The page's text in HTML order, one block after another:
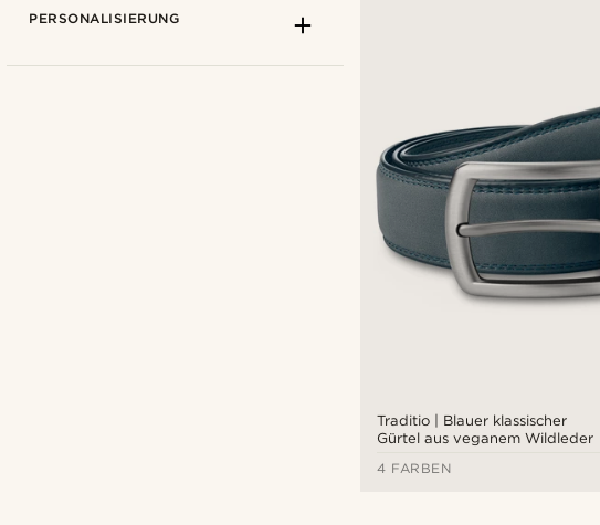
Traditio | Blauer klassischer
Gürtel aus veganem Wildleder
4 FARBEN
PERSONALISIERUNG